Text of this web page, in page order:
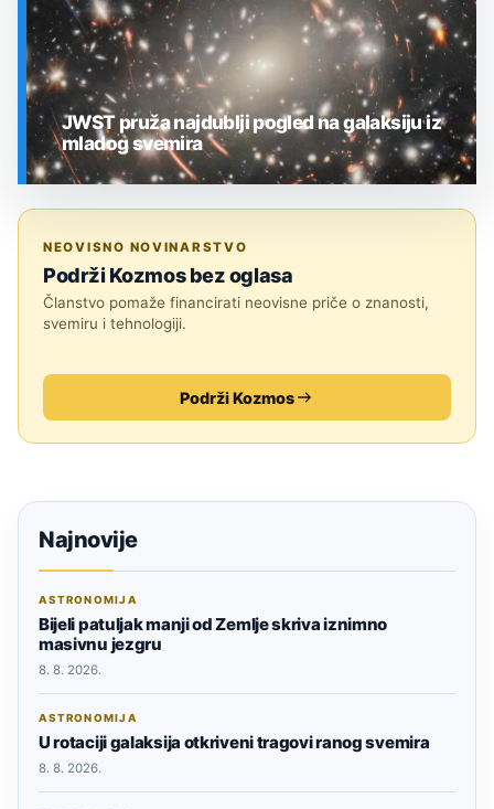
JWST pruža najdublji pogled na galaksiju iz
mladog svemira
NEOVISNO NOVINARSTVO
Podrži Kozmos bez oglasa
Članstvo pomaže financirati neovisne priče o znanosti,
svemiru i tehnologiji.
Podrži Kozmos
Najnovije
ASTRONOMIJA
Bijeli patuljak manji od Zemlje skriva iznimno
masivnu jezgru
8. 8. 2026.
ASTRONOMIJA
U rotaciji galaksija otkriveni tragovi ranog svemira
8. 8. 2026.